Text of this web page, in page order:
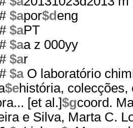
$apor$d eng
$aPT
$aa z 000yy
$ar
$aO laboratório
$ehistória,
[et al.]$gcoord.
e Silva, Marta C.